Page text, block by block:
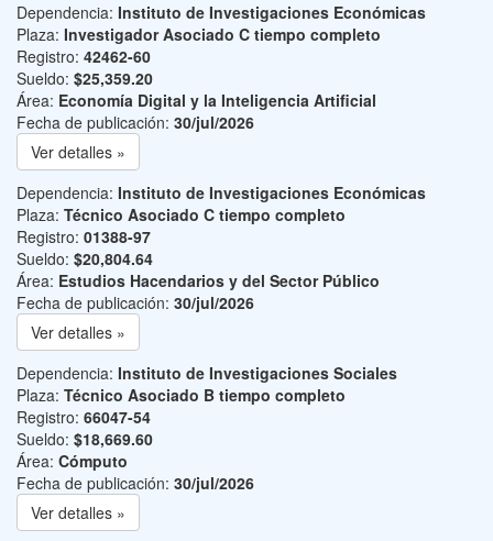
Dependencia: Instituto de Investigaciones Económicas
Plaza: Investigador Asociado C tiempo completo
Registro: 42462-60
Sueldo: $25,359.20
Área: Economía Digital y la Inteligencia Artificial
Fecha de publicación: 30/jul/2026
Ver detalles »
Dependencia: Instituto de Investigaciones Económicas
Plaza: Técnico Asociado C tiempo completo
Registro: 01388-97
Sueldo: $20,804.64
Área: Estudios Hacendarios y del Sector Público
Fecha de publicación: 30/jul/2026
Ver detalles »
Dependencia: Instituto de Investigaciones Sociales
Plaza: Técnico Asociado B tiempo completo
Registro: 66047-54
Sueldo: $18,669.60
Área: Cómputo
Fecha de publicación: 30/jul/2026
Ver detalles »